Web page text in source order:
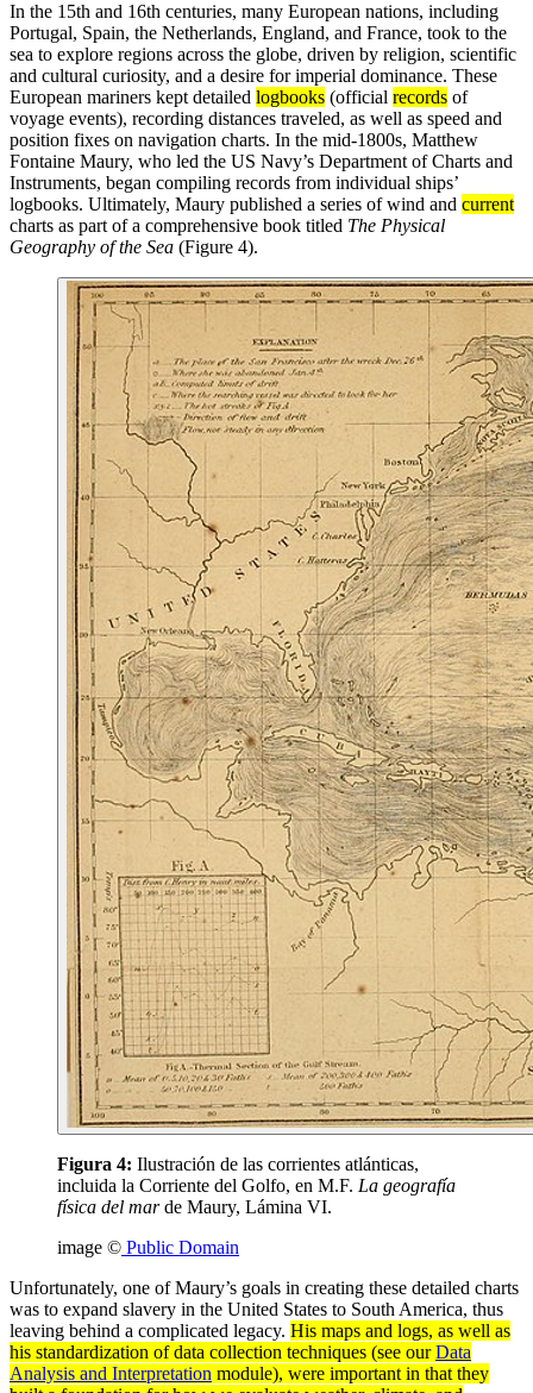
In the 15th and 16th centuries, many European nations, including
Portugal, Spain, the Netherlands, England, and France, took to the
sea to explore regions across the globe, driven by religion, scientific
and cultural curiosity, and a desire for imperial dominance. These
European mariners kept detailed logbooks (official records of
voyage events), recording distances traveled, as well as speed and
position fixes on navigation charts. In the mid-1800s, Matthew
Fontaine Maury, who led the US Navy’s Department of Charts and
Instruments, began compiling records from individual ships’
logbooks. Ultimately, Maury published a series of wind and current
charts as part of a comprehensive book titled The Physical
Geography of the Sea (Figure 4).
Figura 4: Ilustración de las corrientes atlánticas,
incluida la Corriente del Golfo, en M.F. La geografía
física del marde Maury, Lámina VI.
image © Public Domain
Unfortunately, one of Maury’s goals in creating these detailed charts
was to expand slavery in the United States to South America, thus
leaving behind a complicated legacy. His maps and logs, as well as
his standardization ofdata collection techniques (see ourData
Analysis and Interpretation module), were important in that they